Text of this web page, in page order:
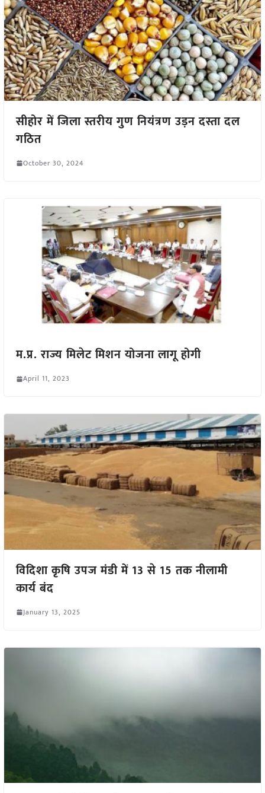
सीहोर में जिला स्तरीय गुण नियंत्रण उड़न दस्ता दल
गठित
October 30, 2024
म.प्र. राज्य मिलेट मिशन योजना लागू होगी
April 11, 2023
विदिशा कृषि उपज मंडी में 13 से 15 तक नीलामी
कार्य बंद
January 13, 2025